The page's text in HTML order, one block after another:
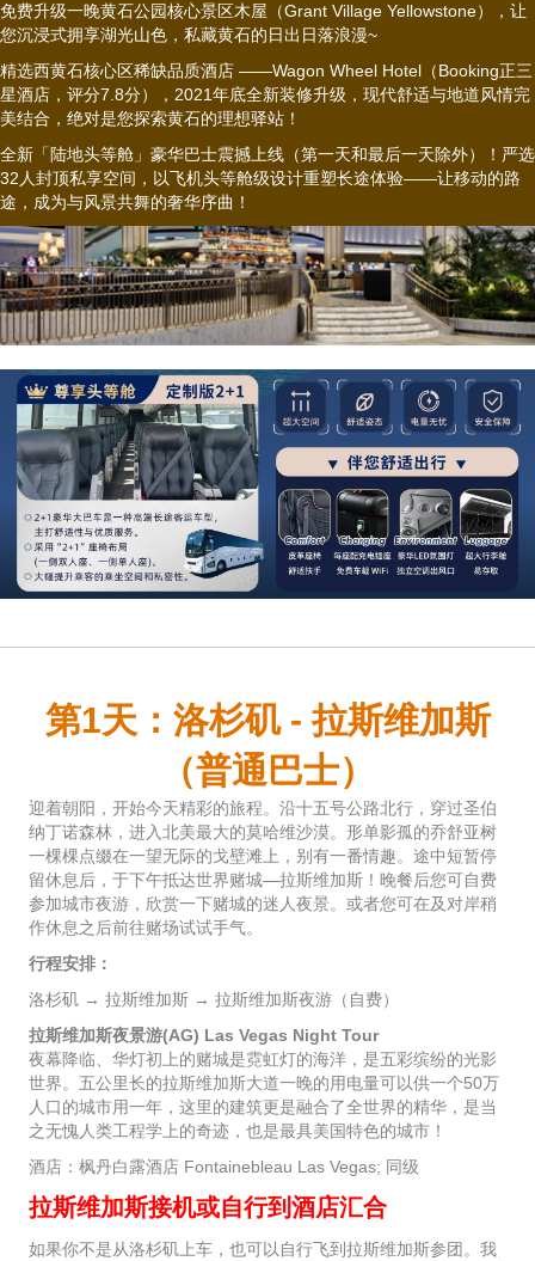
免费升级一晚黄石公园核心景区木屋（Grant Village Yellowstone），让
您沉浸式拥享湖光山色，私藏黄石的日出日落浪漫~
精选西黄石核心区稀缺品质酒店 ——Wagon Wheel Hotel（Booking正三
星酒店，评分7.8分），2021年底全新装修升级，现代舒适与地道风情完
美结合，绝对是您探索黄石的理想驿站！
全新「陆地头等舱」豪华巴士震撼上线（第一天和最后一天除外）！严选
32人封顶私享空间，以飞机头等舱级设计重塑长途体验——让移动的路
途，成为与风景共舞的奢华序曲！
第1天：洛杉矶 - 拉斯维加斯
（普通巴士）
迎着朝阳，开始今天精彩的旅程。沿十五号公路北行，穿过圣伯
纳丁诺森林，进入北美最大的莫哈维沙漠。形单影孤的乔舒亚树
一棵棵点缀在一望无际的戈壁滩上，别有一番情趣。途中短暂停
留休息后，于下午抵达世界赌城—拉斯维加斯！晚餐后您可自费
参加城市夜游，欣赏一下赌城的迷人夜景。或者您可在及对岸稍
作休息之后前往赌场试试手气。
行程安排：
洛杉矶 → 拉斯维加斯 → 拉斯维加斯夜游（自费）
拉斯维加斯夜景游(AG) Las Vegas Night Tour
夜幕降临、华灯初上的赌城是霓虹灯的海洋，是五彩缤纷的光影
世界。五公里长的拉斯维加斯大道一晚的用电量可以供一个50万
人口的城市用一年，这里的建筑更是融合了全世界的精华，是当
之无愧人类工程学上的奇迹，也是最具美国特色的城市！
酒店：枫丹白露酒店 Fontainebleau Las Vegas; 同级
拉斯维加斯接机或自行到酒店汇合
如果你不是从洛杉矶上车，也可以自行飞到拉斯维加斯参团。我